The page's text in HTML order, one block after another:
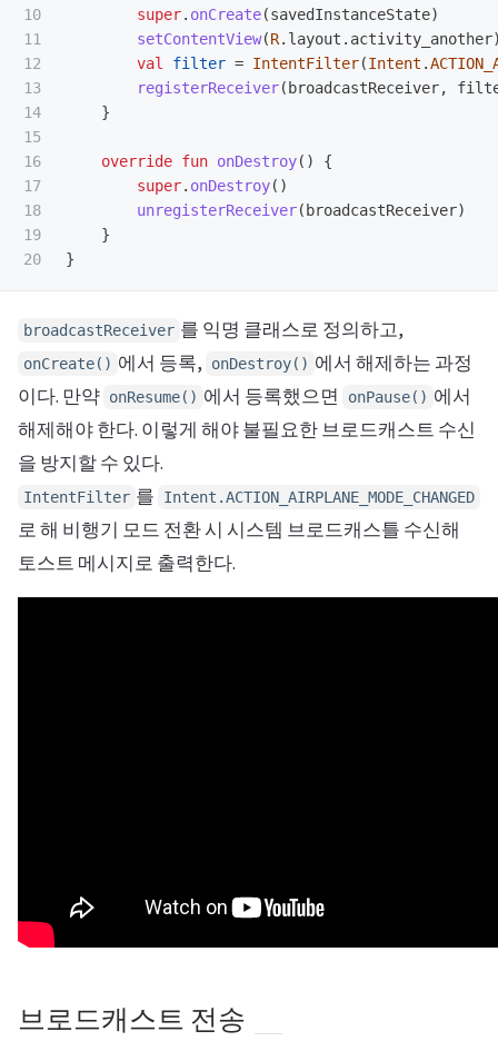
10
11
12
13
14
15
16
17
18
19
super. onCreate(savedInstanceState)
setContentView(R. layout . activity_another
val
filter = IntentFilter(Intent .
registerReceiver( broadcastReceiver,
}
override fun onDestroy()
{
super. onDestroy()
unregisterReceiver( broadcastReceiver)
}
}
broadcastReceiver 를 익명 클래스로 정의하고,
onCreate() 에서 등록, onDestroy() 에서 해제하는 과정
이다. 만약 onResume() 에서 등록했으면 onPause() 에서
해제해야 한다. 이렇게 해야 불필요한 브로드캐스트 수신
을 방지할 수 있다.
IntentFilter 를 Intent.ACTION_AIRPLANE_MODE_CHANGED
로 해 비행기 모드 전환 시 시스템 브로드캐스틀 수신해
토스트 메시지로 출력한다.
브로드캐스트 전송